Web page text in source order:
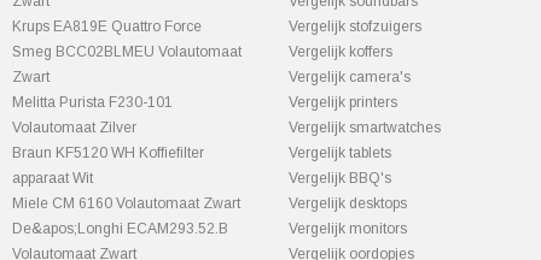
Krups EA819E Quattro Force
Smeg BCC02BLMEU Volautomaat
Zwart
Melitta Purista F230-101
Volautomaat Zilver
Braun KF5120 WH Koffiefilter
apparaat Wit
Miele CM 6160 Volautomaat Zwart
De&apos;Longhi ECAM293.52.B
Volautomaat Zwart
Vergelijk stofzuigers
Vergelijk koffers
Vergelijk camera's
Vergelijk printers
Vergelijk smartwatches
Vergelijk tablets
Vergelijk BBQ's
Vergelijk desktops
Vergelijk monitors
Vergelijk oordopjes